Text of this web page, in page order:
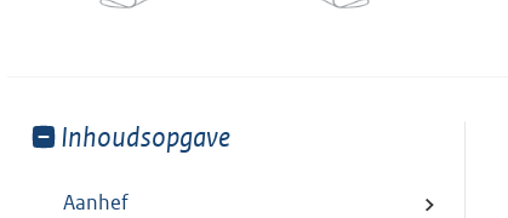
Toon
van:
Inhoudsopgave
Aanhef